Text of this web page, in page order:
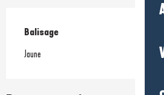
Balisage
Jaune